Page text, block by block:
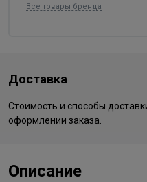
Все товары бренда
Доставка
Стоимость и способы
оформлении заказа.
Описание